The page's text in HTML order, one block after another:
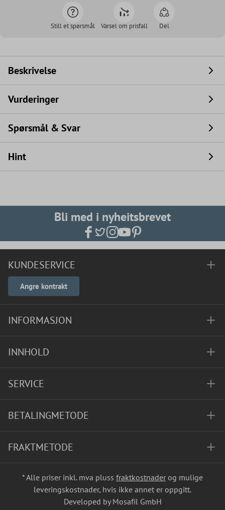
Still et spørsmål Varsel om prisfall Del
Beskrivelse
Vurderinger
Spørsmål & Svar
Hint
Bli med i nyheitsbrevet
KUNDESERVICE
Angre kontrakt
INFORMASJON
INNHOLD
SERVICE
BETALINGMETODE
FRAKTMETODE
* Alle priser inkl. mva pluss fraktkostnader og mulige
leveringskostnader, hvis ikke annet er oppgitt.
Developed by Mosafil GmbH